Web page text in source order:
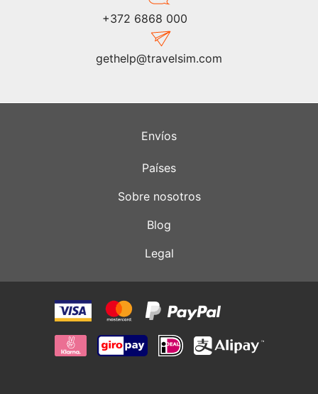
+372 6868 000
gethelp@travelsim.com
Envíos
Países
Sobre nosotros
Blog
Legal